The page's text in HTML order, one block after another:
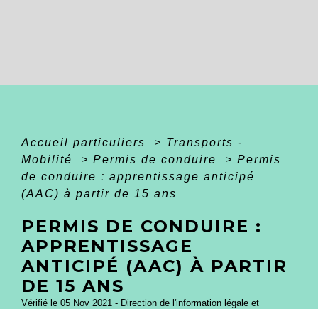
Accueil particuliers > Transports -
Mobilité
> Permis de conduire > Permis
de conduire : apprentissage anticipé
(AAC) à partir de 15 ans
PERMIS DE CONDUIRE :
APPRENTISSAGE
ANTICIPÉ (AAC) À PARTIR
DE 15 ANS
Vérifié le 05 Nov 2021 - Direction de l'information légale et